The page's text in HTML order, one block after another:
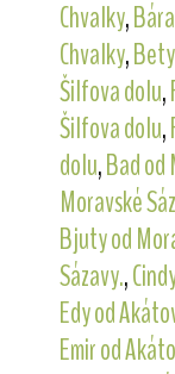
Chvalky,
Chvalky,
Šilfova dolu,
Šilfova dolu,
dolu,Bad od
Moravské
Bjuty od
Sázavy.,
Edy od
Emir od